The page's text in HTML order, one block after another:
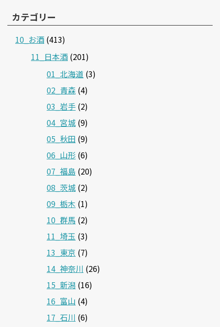
カテゴリー
10_お酒 (413)
11_日本酒 (201)
01_北海道 (3)
02_青森 (4)
03_岩手 (2)
04_宮城 (9)
05_秋田 (9)
06_山形 (6)
07_福島 (20)
08_茨城 (2)
09_栃木 (1)
10_群馬 (2)
11_埼玉 (3)
13_東京 (7)
14_神奈川 (26)
15_新潟 (16)
16_富山 (4)
17_石川 (6)